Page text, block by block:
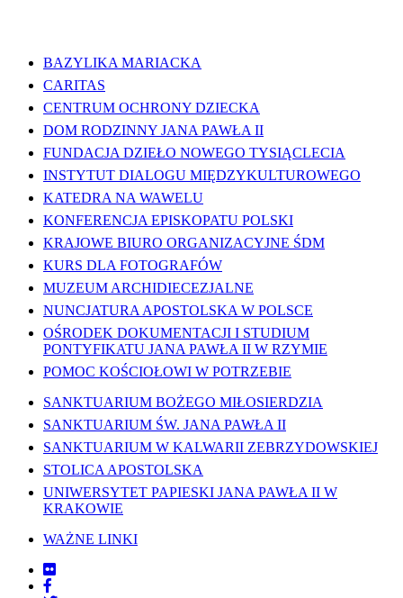
BAZYLIKA MARIACKA
CARITAS
CENTRUM OCHRONY DZIECKA
DOM RODZINNY JANA PAWŁA II
FUNDACJA DZIEŁO NOWEGO TYSIĄCLECIA
INSTYTUT DIALOGU MIĘDZYKULTUROWEGO
KATEDRA NA WAWELU
KONFERENCJA EPISKOPATU POLSKI
KRAJOWE BIURO ORGANIZACYJNE ŚDM
KURS DLA FOTOGRAFÓW
MUZEUM ARCHIDIECEZJALNE
NUNCJATURA APOSTOLSKA W POLSCE
OŚRODEK DOKUMENTACJI I STUDIUM
PONTYFIKATU JANA PAWŁA II W RZYMIE
POMOC KOŚCIOŁOWI W POTRZEBIE
SANKTUARIUM BOŻEGO MIŁOSIERDZIA
SANKTUARIUM ŚW. JANA PAWŁA II
SANKTUARIUM W KALWARII ZEBRZYDOWSKIEJ
STOLICA APOSTOLSKA
UNIWERSYTET PAPIESKI JANA PAWŁA II W
KRAKOWIE
WAŻNE LINKI